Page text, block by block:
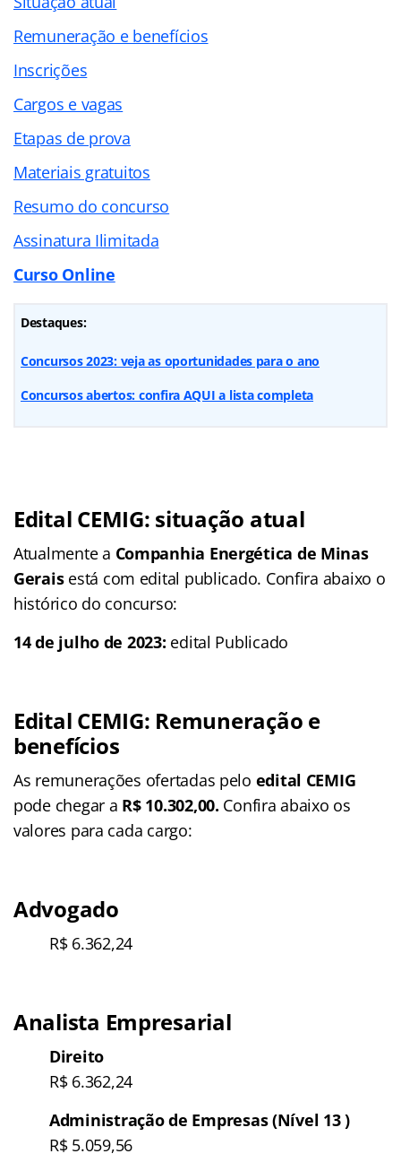
Remuneração e benefícios
Inscrições
Cargos e vagas
Etapas de prova
Materiais gratuitos
Resumo do concurso
Assinatura Ilimitada
Curso Online
Destaques:
Concursos 2023: veja as oportunidades para o ano
Concursos abertos: confira AQUI a lista completa
Edital CEMIG: situação atual
Atualmente a Companhia Energética de Minas
Gerais está com edital publicado. Confira abaixo o
histórico do concurso:
14 de julho de 2023: edital Publicado
Edital CEMIG: Remuneração e
benefícios
As remunerações ofertadas pelo edital CEMIG
pode chegar a R$ 10.302,00. Confira abaixo os
valores para cada cargo:
Advogado
R$ 6.362,24
Analista Empresarial
Direito
R$ 6.362,24
Administração de Empresas (Nível 13 )
R$ 5.059,56